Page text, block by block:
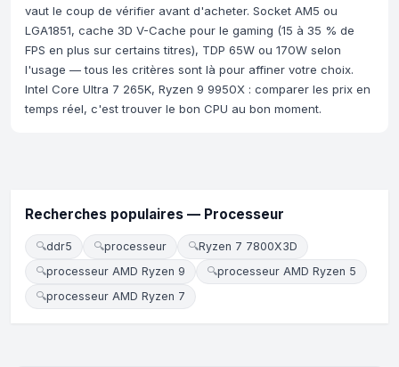
vaut le coup de vérifier avant d'acheter. Socket AM5 ou
LGA1851, cache 3D V-Cache pour le gaming (15 à 35 % de
FPS en plus sur certains titres), TDP 65W ou 170W selon
l'usage — tous les critères sont là pour affiner votre choix.
Intel Core Ultra 7 265K, Ryzen 9 9950X : comparer les prix en
temps réel, c'est trouver le bon CPU au bon moment.
Recherches populaires — Processeur
🔍ddr5 🔍processeur 🔍Ryzen 7 7800X3D
🔍processeur AMD Ryzen 9 🔍processeur AMD Ryzen 5
🔍processeur AMD Ryzen 7